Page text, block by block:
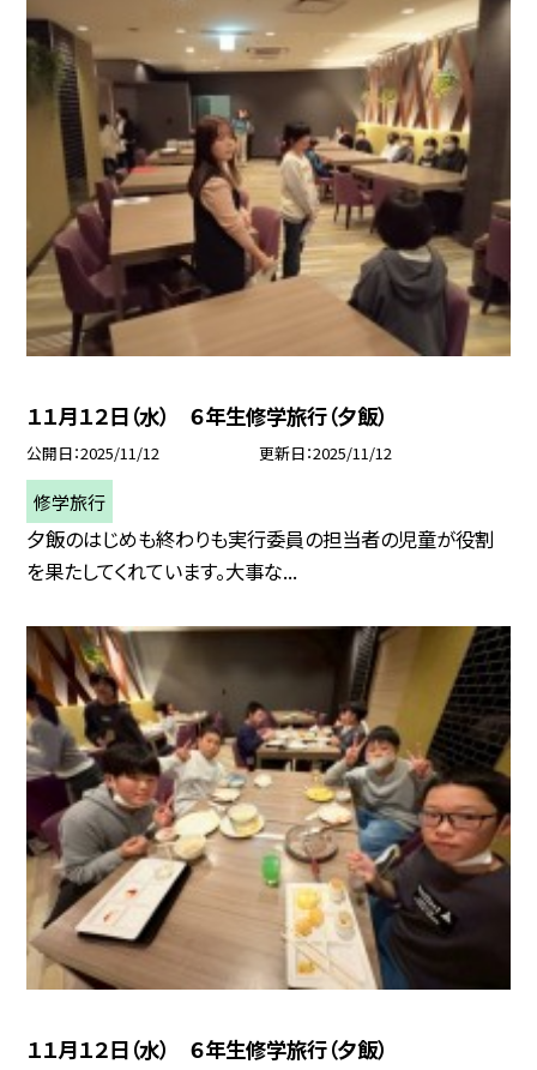
１１月１２日（水） ６年生修学旅行（夕飯）
公開日 2025/11/12 更新日 2025/11/12
修学旅行
夕飯のはじめも終わりも実行委員の担当者の児童が役割
を果たしてくれています。大事な...
１１月１２日（水） ６年生修学旅行（夕飯）